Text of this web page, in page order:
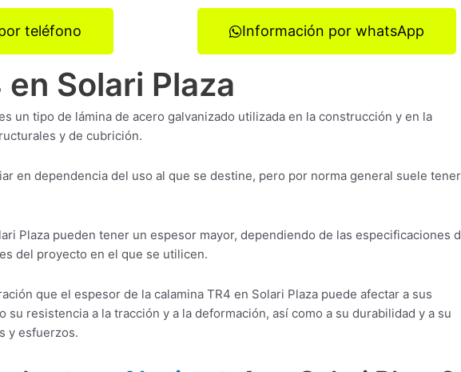
teléfono Información por whatsApp
Solari Plaza
un tipo de lámina de acero galvanizado utilizada en la construcción y en la
y de cubrición.
en dependencia del uso al que se destine, pero por norma general suele
Plaza pueden tener un espesor mayor, dependiendo de las especificaciones
del proyecto en el que se utilicen.
que el espesor de la calamina TR4 en Solari Plaza puede afectar a sus
su resistencia a la tracción y a la deformación, así como a su durabilidad y a su
y esfuerzos.